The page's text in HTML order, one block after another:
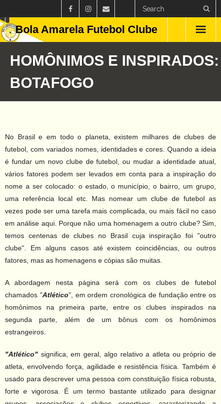
Bola Amarela Futebol Clube
Feminino
Curiosidades
Blog
Contato
HOMÔNIMOS E INSPIRADOS:
BOTAFOGO
No Brasil e em todo o planeta, existem milhares de clubes de
futebol, com variados nomes, identidades e cores. Quando a ideia
é fundar um novo clube de futebol, ou mudar a identidade atual,
vários fatores podem ser levados em conta para a inspiração do
nome a ser colocado: o estado, o município, o bairro, um grupo,
uma referência local etc. Mas nomear um clube de futebol as
vezes pode ser uma tarefa mais complicada, ou mais fácil no caso
em análise aqui. Porque não uma homenagem a outro clube? Sim,
temos centenas de clubes no Brasil cuja inspiração foi "outro
clube". Em alguns casos até existem coincidências, ou outros
fatores, mas as homenagens e cópias são muitas.
A abordagem nesta página será com os clubes de futebol
chamados "Atlético", em ordem cronológica de fundação entre os
homônimos na primeira parte, entre os clubes inspirados na
segunda parte, além de um bônus com os homônimos
estrangeiros.
"Atlético" significa , em geral, algo relativo a atleta ou próprio de
atleta, envolvendo força, agilidade e resistência física. Também é
usado para descrever uma pessoa com constituição física robusta,
forte e vigorosa. É um termo bastante utilizado para designar